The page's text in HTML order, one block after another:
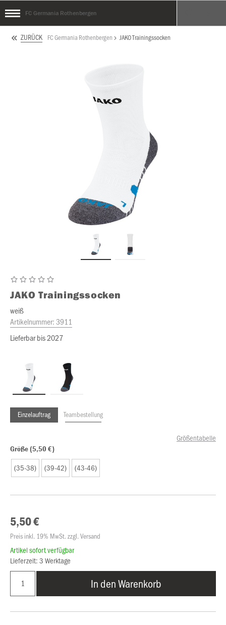
FC Germania Rothenbergen
ZURÜCK FC Germania Rothenbergen JAKO Trainingssocken
JAKO Trainingssocken
weiß
Artikelnummer:3911
Lieferbar bis 2027
Einzelauftrag Teambestellung
Größentabelle
Größe (5,50 €)
(35-38) (39-42) (43-46)
5,50 €
Preis inkl. 19% MwSt. zzgl. Versand
Artikel sofort verfügbar
Lieferzeit: 3 Werktage
In den Warenkorb